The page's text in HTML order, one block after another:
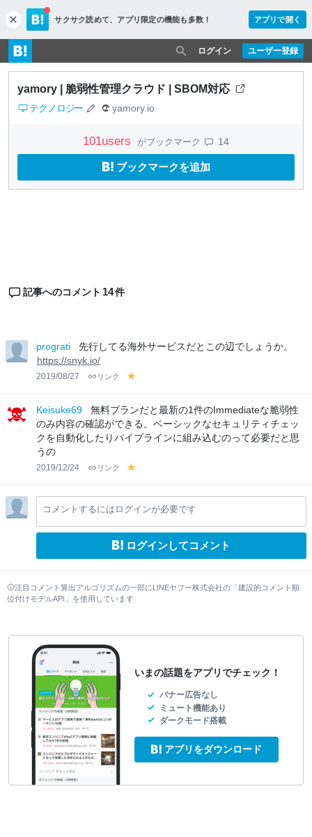
c
l
o
s
e
サクサク読めて、 アプリ限定の機能も多数！ アプリで開く
ユーザー登録
ログイン
yamory | 脆弱性管理クラウド | SBOM対応
テクノロジー yamory.io
101users がブックマーク 14
ブックマークを追加
記事へのコメント 14件
prograti
先行してる海外サービスだとこの辺でしょうか。
https://snyk.io/
2019/08/27 リンク
lo
w
Keisuke69
無料プランだと最新の1件のImmediateな脆弱性
のみ内容の確認ができる。ベーシックなセキュリティチェッ
クを自動化したりパイプラインに組み込むのって必要だと思
うの
2019/12/24 リンク
lo
w
コメントするにはログインが必要です
ログインしてコメント
注目コメント算出アルゴリズムの一部にLINEヤフー株式会社の「建設的コメント順
位付けモデルAPI」を使用しています
いまの話題をアプリでチェック！
バナー広告なし
ミュート機能あり
ダークモード搭載
アプリをダウンロード